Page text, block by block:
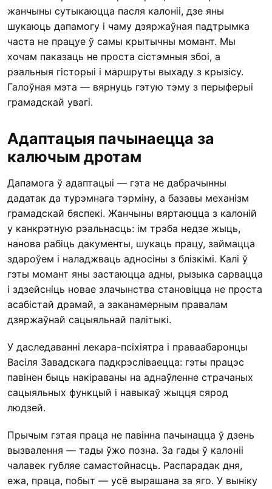
жанчыны сутыкаюцца пасля калоніі, дзе яны
шукаюць дапамогу і чаму дзяржаўная падтрымка
часта не працуе ў самы крытычны момант. Мы
хочам паказаць не проста сістэмныя збоі, а
рэальныя гісторыі і маршруты выхаду з крызісу.
Галоўная мэта — вярнуць гэтую тэму з перыферыі
грамадскай увагі.
Адаптацыя пачынаецца за
калючым дротам
Дапамога ў адаптацыі — гэта не дабрачынны
дадатак да турэмнага тэрміну, а базавы механізм
грамадскай бяспекі. Жанчыны вяртаюцца з калоній
у канкрэтную рэальнасць: ім трэба недзе жыць,
нанова рабіць дакументы, шукаць працу, займацца
здароўем і наладжваць адносіны з блізкімі. Калі ў
гэты момант яны застаюцца адны, рызыка сарвацца
і здзейсніць новае злачынства становіцца не проста
асабістай драмай, а заканамерным правалам
дзяржаўнай сацыяльнай палітыкі.
У даследаванні лекара-псіхіятра і праваабаронцы
Васіля Завадскага падкрэсліваецца: гэты працэс
павінен быць накіраваны на аднаўленне страчаных
сацыяльных функцый і навыкаў жыцця сярод
людзей.
Прычым гэтая праца не павінна пачынацца ў дзень
вызвалення — тады ўжо позна. За гады ў калоніі
чалавек губляе самастойнасць. Распарадак дня,
ежа, праца, побыт — усё вырашана за яго. У выніку